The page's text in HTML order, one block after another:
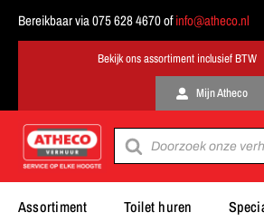
Bereikbaar via 075 628 4670 ofinfo@atheco.nl
Mijn Atheco
Producten
zoeken
Assortiment Toilet huren